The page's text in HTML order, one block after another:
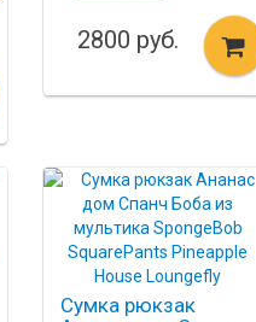
2800 руб.
Сумка рюкзак